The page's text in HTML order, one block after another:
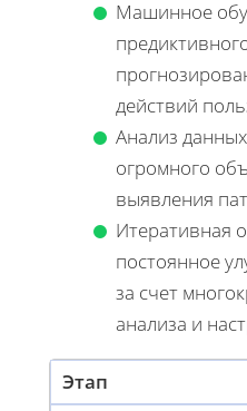
Машинное
действий
Анализ
огромного
выявления
Итеративная
постоянное
за счет
анализа и
Этап